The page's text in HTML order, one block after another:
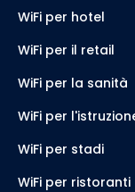
WiFi per hotel
WiFi per il retail
WiFi per la sanità
WiFi per
WiFi per stadi
WiFi per ristoranti